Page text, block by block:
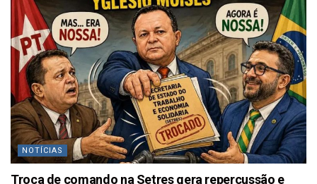
NOTÍCIAS
Troca de comando na Setres gera repercussão e